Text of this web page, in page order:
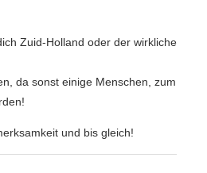
Zuid-Holland oder der wirkliche
da sonst einige Menschen, zum
und bis gleich!